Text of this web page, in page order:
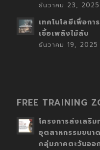
ธันวาคม 23,
เทคโนโลยีเพื่อก
เชื้อเพลิงไม้สับ
ธันวาคม 19,
FREE TRAINING
โครงการส่งเสริ
อุตสาหกรรมขนา
กลุ่มภาคตะวันออ